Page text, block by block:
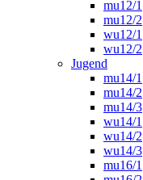
mu12/1
mu12/2
wu12/1
wu12/2
Jugend
mu14/1
mu14/2
mu14/3
wu14/1
wu14/2
wu14/3
mu16/1